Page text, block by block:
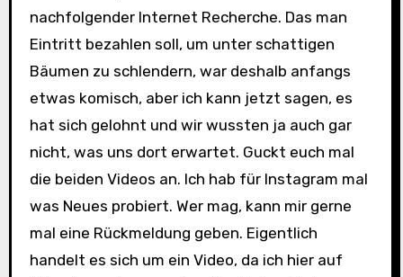
nachfolgender Internet Recherche. Das man
Eintritt bezahlen soll, um unter schattigen
Bäumen zu schlendern, war deshalb anfangs
etwas komisch, aber ich kann jetzt sagen, es
hat sich gelohnt und wir wussten ja auch gar
nicht, was uns dort erwartet. Guckt euch mal
die beiden Videos an. Ich hab für Instagram mal
was Neues probiert. Wer mag, kann mir gerne
mal eine Rückmeldung geben. Eigentlich
handelt es sich um ein Video, da ich hier auf